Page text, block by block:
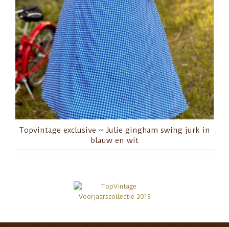
Topvintage exclusive ~ Julie gingham swing jurk in
blauw en wit